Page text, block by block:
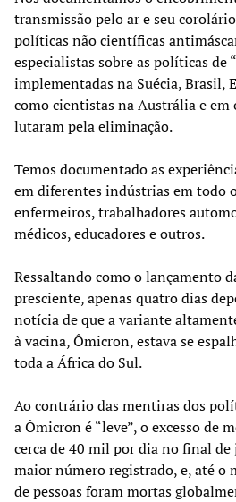
transmissão pelo ar e seu
políticas não científicas
especialistas sobre as políticas de
implementadas na Suécia, Brasil,
como cientistas na Austrália e em
lutaram pela eliminação.
Temos documentado as
em diferentes indústrias em todo
enfermeiros, trabalhadores
médicos, educadores e outros.
Ressaltando como o lançamento
presciente, apenas quatro dias
notícia de que a variante
à vacina, Ômicron, estava se
toda a África do Sul.
Ao contrário das mentiras dos
a Ômicron é “leve”, o excesso de
cerca de 40 mil por dia no final
maior número registrado, e, até o
de pessoas foram mortas